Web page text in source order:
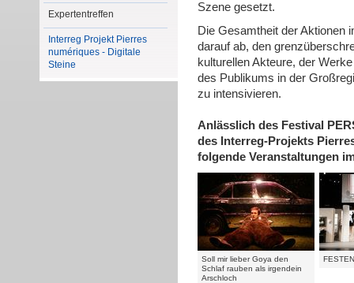
Expertentreffen
Interreg Projekt Pierres
numériques - Digitale
Steine
Szene gesetzt.
Die Gesamtheit der Aktionen
darauf ab, den
kulturellen Akteure, der
des Publikums in der
zu intensivieren.
Anlässlich des Festival
des Interreg-Projekts
folgende Veranstaltungen
Soll mir lieber Goya den
Schlaf rauben als irgendein
Arschloch
FESTEN